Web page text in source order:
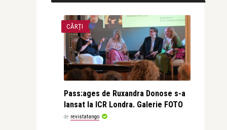
CĂRȚI
Pass:ages de Ruxandra Donose s-a
lansat la ICR Londra. Galerie FOTO
de revistatango